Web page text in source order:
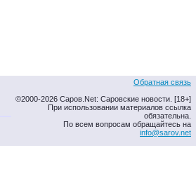
Обратная связь
©2000-2026 Саров.Net: Саровские новости. [18+]
При использовании материалов ссылка
обязательна.
По всем вопросам обращайтесь на
info@sarov.net